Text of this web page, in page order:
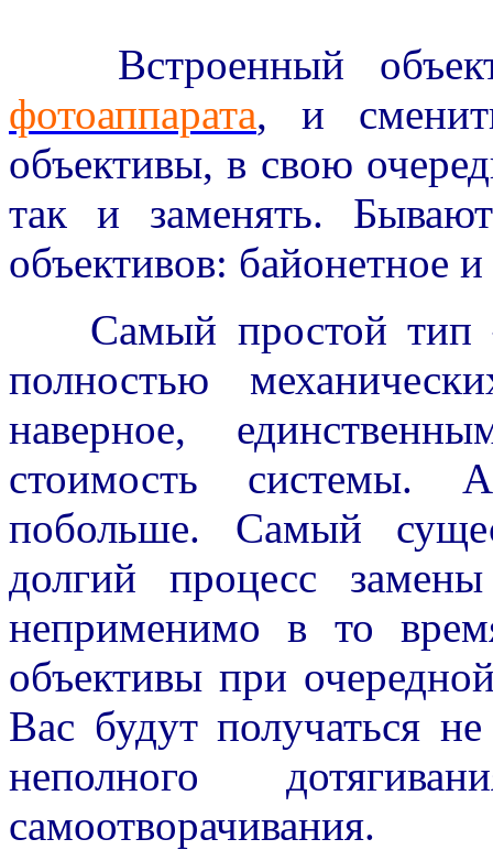
Встроенный
фотоаппарата, и
объективы, в свою
так и заменять.
объективов: байонетное и
Самый простой тип –
полностью
наверное,
стоимость системы.
побольше. Самый
долгий процесс
неприменимо в то
объективы при
Вас будут получаться
неполного
самоотворачивания.